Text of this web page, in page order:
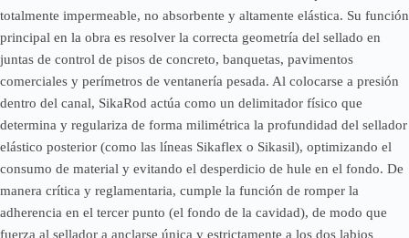
totalmente impermeable, no absorbente y altamente elástica. Su función
principal en la obra es resolver la correcta geometría del sellado en
juntas de control de pisos de concreto, banquetas, pavimentos
comerciales y perímetros de ventanería pesada. Al colocarse a presión
dentro del canal, SikaRod actúa como un delimitador físico que
determina y regulariza de forma milimétrica la profundidad del sellador
elástico posterior (como las líneas Sikaflex o Sikasil), optimizando el
consumo de material y evitando el desperdicio de hule en el fondo. De
manera crítica y reglamentaria, cumple la función de romper la
adherencia en el tercer punto (el fondo de la cavidad), de modo que
fuerza al sellador a anclarse única y estrictamente a los dos labios